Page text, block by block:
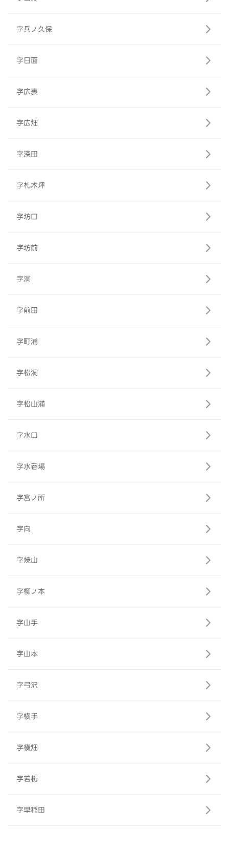
字兵ノ久保
字日面
字広表
字広畑
字深田
字札木坪
字坊口
字坊前
字洞
字前田
字町浦
字松洞
字松山浦
字水口
字水呑場
字宮ノ所
字向
字焼山
字柳ノ本
字山手
字山本
字弓沢
字横手
字横畑
字若杤
字早稲田